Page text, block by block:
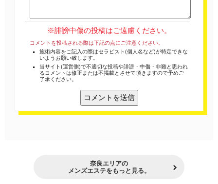
※誹謗中傷の投稿はご遠慮ください。
コメントを投稿される際は下記の点にご注意ください。
施術内容をご記入の際はセラピスト(個人名など)が特定できな
いようお願い致します。
当サイト(運営側)で不適切な投稿や誹謗・中傷・非難と思われ
るコメントは修正または不掲載とさせて頂きますので予めご
了承ください。
奈良エリアの
メンズエステをもっと見る。